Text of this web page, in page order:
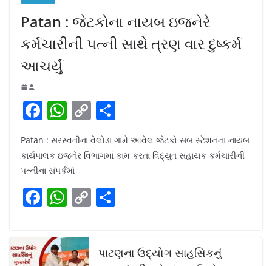
Patan : જેટકોના નાયબ ઇજનેરે
કર્મચારીની પત્ની સાથે ત્રણ વાર દુષ્કર્મ
આચર્યું
F
c
e
b
o
k
W
h
at
s
A
p
C
o
p
Li
n
h
ar
Patan : સરસ્વતીના વેલોડા ગામે આવેલ જેટકો સબ સ્ટેશનના નાયબ
કાર્યપાલક ઇજનેર વિભાગમાં કામ કરતા વિદ્યુત સહાયક કર્મચારીની
પત્નીના સંપર્કમાં
F
c
e
W
at
s
C
y e
પાટણના ઉદ્યોગ સાહસિકનું